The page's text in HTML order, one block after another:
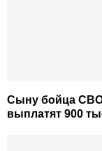
Сыну бойца
выплатят 900